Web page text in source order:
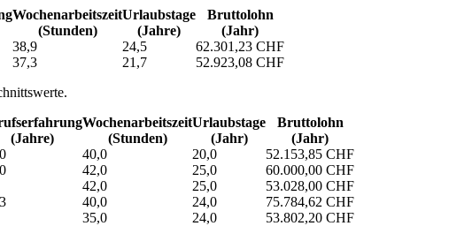
Wochen­arbeitszeit
(Stunden)
Urlaubs­tage
(Jahre)
Bruttolohn
(Jahr)
38,9 24,5
62.301,23 CHF
37,3 21,7
52.923,08 CHF
(Jahre)
Wochen­arbeitszeit
(Stunden)
Urlaubs­tage
(Jahr)
Bruttolohn
(Jahr)
40,0 20,0
52.153,85 CHF
42,0 25,0
60.000,00 CHF
42,0 25,0
53.028,00 CHF
40,0 24,0
75.784,62 CHF
35,0 24,0 53.802,20 CHF